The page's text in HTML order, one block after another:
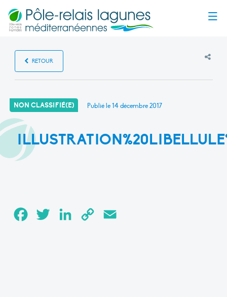
RETOUR
NON CLASSIFIÉ(E) Publié le14 décembre 2017
FacebookTwitter LinkedInCopy